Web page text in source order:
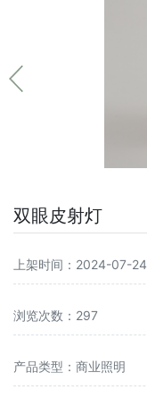
双眼皮射灯
上架时间：2024-07-24
浏览次数：297
产品类型：商业照明